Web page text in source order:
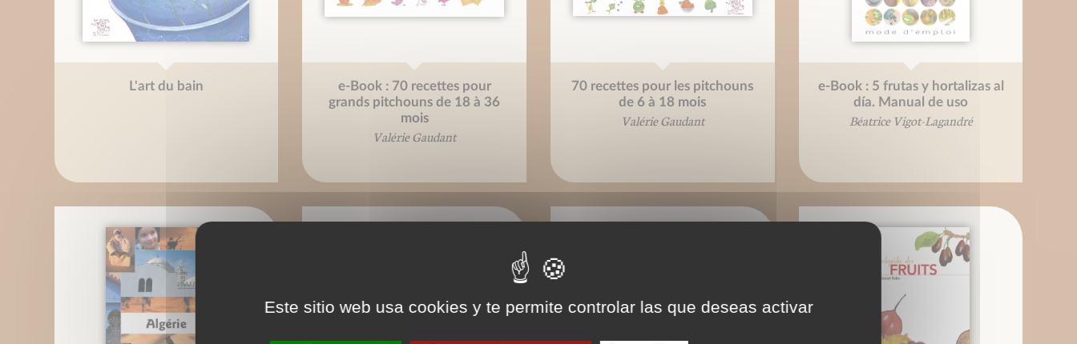
L'art du bain
e-Book : 70 recettes pour
grands pitchouns de 18 à 36
mois
Valérie Gaudant
70 recettes pour les pitchouns
de 6 à 18 mois
Valérie Gaudant
e-Book : 5 frutas y hortalizas al
día. Manual de uso
Béatrice Vigot-Lagandré
Este sitio web usa cookies y te permite controlar las que deseas activar